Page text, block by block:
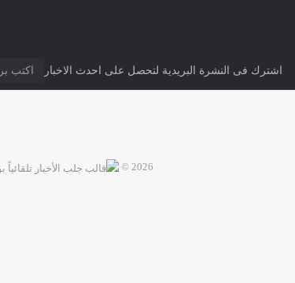
اشترك فى النشرة البريدية لتحصل على احدث الاخبار
2026 ©